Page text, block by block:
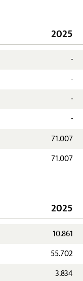
2025
-
-
-
-
71.007
71.007
2025
10.861
55.702
3.834